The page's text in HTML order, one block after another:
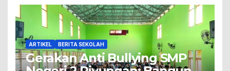
ARTIKEL BERITA SEKOLAH
Gerakan Anti Bullying SMP